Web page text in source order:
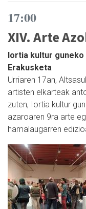
17:00
XIV. Arte
Iortia kultur
Erakusketa
Urriaren 17an,
artisten elkarteak
zuten, Iortia kultur
azaroaren 9ra arte
hamalaugarren